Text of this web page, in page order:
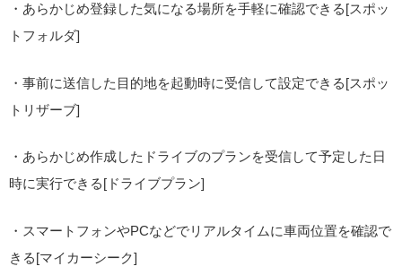
・あらかじめ登録した気になる場所を手軽に確認できる[スポッ
トフォルダ]
・事前に送信した目的地を起動時に受信して設定できる[スポッ
トリザーブ]
・あらかじめ作成したドライブのプランを受信して予定した日
時に実行できる[ドライブプラン]
・スマートフォンやPCなどでリアルタイムに車両位置を確認で
きる[マイカーシーク]